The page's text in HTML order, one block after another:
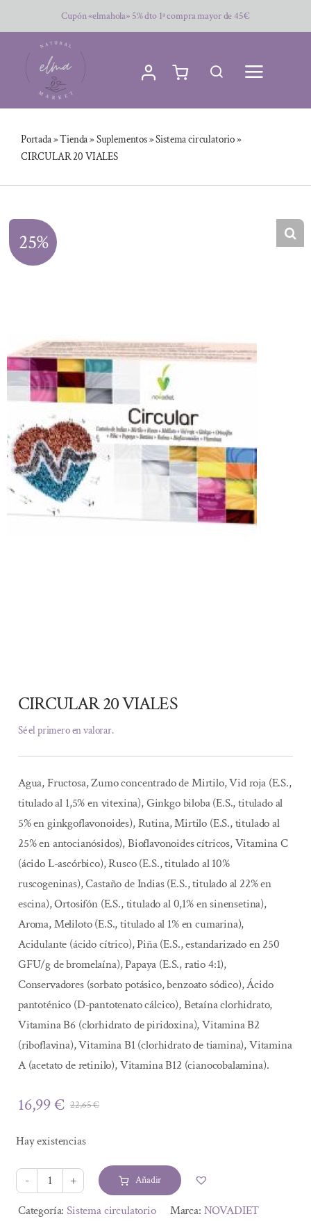
al
contenido
Cupón «elmahola» 5% dto 1ª compra mayor de 45€
Portada»Tienda»Suplementos»Sistema circulatorio»
CIRCULAR 20 VIALES
25%
CIRCULAR 20 VIALES
Sé el primero en valorar.
Agua, Fructosa, Zumo concentrado de Mirtilo, Vid roja (E.S.,
titulado al 1,5% en vitexina), Ginkgo biloba (E.S., titulado al
5% en ginkgoflavonoides), Rutina, Mirtilo (E.S., titulado al
25% en antocianósidos), Bioflavonoides cítricos, Vitamina C
(ácido L-ascórbico), Rusco (E.S., titulado al 10%
ruscogeninas), Castaño de Indias (E.S., titulado al 22% en
escina), Ortosifón (E.S., titulado al 0,1% en sinensetina),
Aroma, Meliloto (E.S., titulado al 1% en cumarina),
Acidulante (ácido cítrico), Piña (E.S., estandarizado en 250
GFU/g de bromelaína), Papaya (E.S., ratio 4:1),
Conservadores (sorbato potásico, benzoato sódico), Ácido
pantoténico (D-pantotenato cálcico), Betaína clorhidrato,
Vitamina B6 (clorhidrato de piridoxina), Vitamina B2
(riboflavina), Vitamina B1 (clorhidrato de tiamina), Vitamina
A (acetato de retinilo), Vitamina B12 (cianocobalamina).
22,65€El
era:
22,65 €.
16,99€
El
es:
16,99 €.
Hay existencias
CIRCULAR
20
Añadir
Alternative:
Categoría:Sistema circulatorio Marca: NOVADIET